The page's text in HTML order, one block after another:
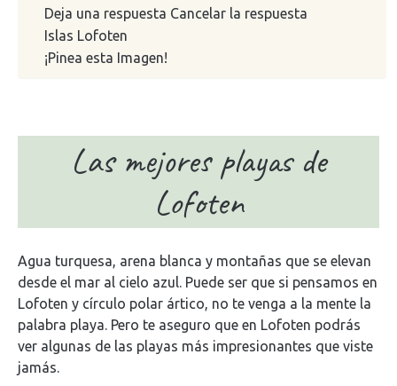
Deja una respuesta Cancelar la respuesta
Islas Lofoten
¡Pinea esta Imagen!
Las mejores playas de
Lofoten
Agua turquesa, arena blanca y montañas que se elevan
desde el mar al cielo azul. Puede ser que si pensamos en
Lofoten y círculo polar ártico, no te venga a la mente la
palabra playa. Pero te aseguro que en Lofoten podrás
ver algunas de las playas más impresionantes que viste
jamás.